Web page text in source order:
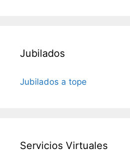
Jubilados
Jubilados a tope
Servicios Virtuales